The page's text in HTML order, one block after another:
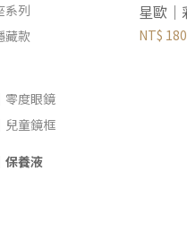
系列
藏款
零度眼鏡
兒童鏡框
保養液
NT$ 180